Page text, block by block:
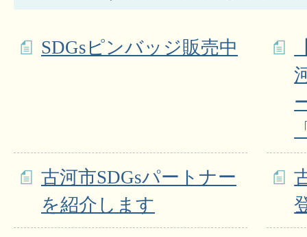
SDGsピンバッジ販売中
古河市SDGsパートナー
を紹介します